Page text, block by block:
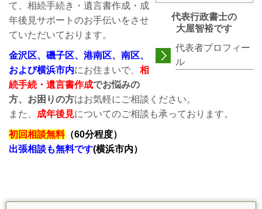
代表行政書士の
大屋智裕です
代表者プロフィー
ル
て、相続手続き・遺言書作成・成
年後見サポートのお手伝いをさせ
ていただいております。
金沢区、磯子区、港南区、南区、
および横浜市内にお住まいで、 相
続手続・遺言書作成でお悩みの
方、お困りの方はお気軽にご相談ください。
また、 成年後見についてのご相談も承っております。
初回相談無料（60分程度）
出張相談も無料です(横浜市内）